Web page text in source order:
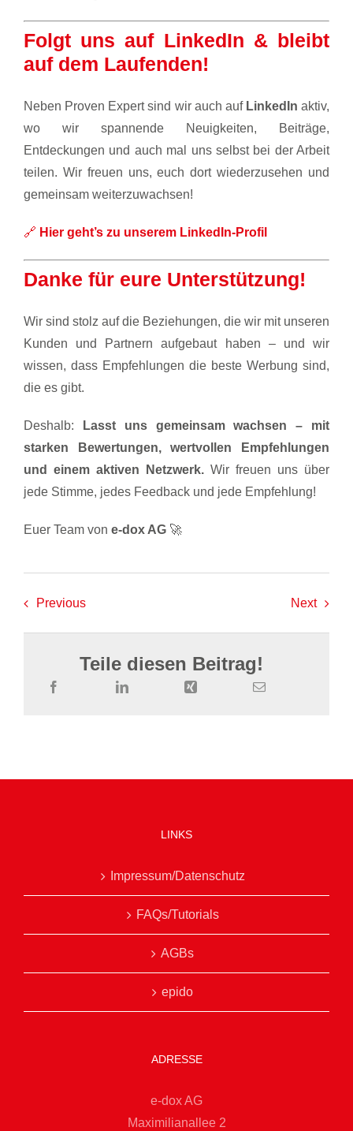
Folgt uns auf LinkedIn & bleibt
auf dem Laufenden!
Neben Proven Expert sind wir auch auf LinkedIn aktiv,
wo wir spannende Neuigkeiten, Beiträge,
Entdeckungen und auch mal uns selbst bei der Arbeit
teilen. Wir freuen uns, euch dort wiederzusehen und
gemeinsam weiterzuwachsen!
🔗 Hier geht’s zu unserem LinkedIn-Profil
Danke für eure Unterstützung!
Wir sind stolz auf die Beziehungen, die wir mit unseren
Kunden und Partnern aufgebaut haben – und wir
wissen, dass Empfehlungen die beste Werbung sind,
die es gibt.
Deshalb:
Lasst uns gemeinsam wachsen – mit
starken Bewertungen, wertvollen Empfehlungen
und einem aktiven Netzwerk. Wir freuen uns über
jede Stimme, jedes Feedback und jede Empfehlung!
Euer Team von e-dox AG🚀
Previous Next
Teile diesen Beitrag!
LINKS
Impressum/Datenschutz
FAQs/Tutorials
AGBs
epido
ADRESSE
e-dox AG
Maximilianallee 2